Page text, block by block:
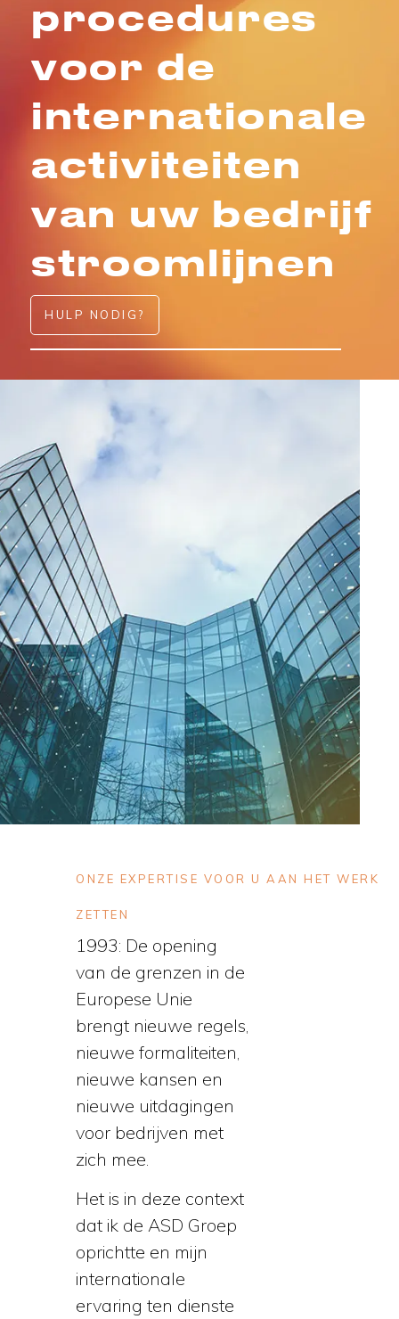
procedures
voor de
internationale
activiteiten
van uw bedrijf
stroomlijnen
HULP NODIG?
ONZE EXPERTISE VOOR U AAN HET WERK
ZETTEN
1993: De opening
van de grenzen in de
Europese Unie
brengt nieuwe regels,
nieuwe formaliteiten,
nieuwe kansen en
nieuwe uitdagingen
voor bedrijven met
zich mee.
Het is in deze context
dat ik de ASD Groep
oprichtte en mijn
internationale
ervaring ten dienste